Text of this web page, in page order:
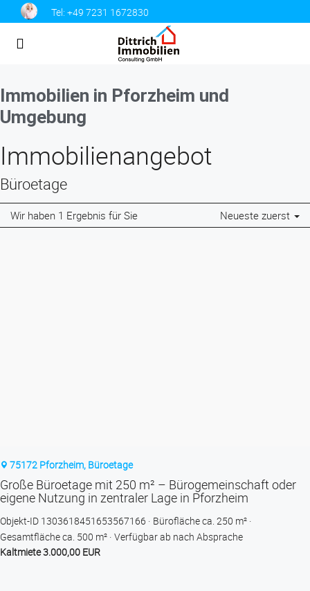
Tel: +49 7231 1672830
Immobilien in Pforzheim und
Umgebung
Immobilien­angebot
Büroetage
Wir haben 1 Ergebnis für Sie Neueste zuerst
75172 Pforzheim, Büroetage
Große Büroetage mit 250 m² – Bürogemeinschaft oder
eigene Nutzung in zentraler Lage in Pforzheim
Objekt-ID 1303618451653567166
Bürofläche ca. 250 m²
Gesamtfläche ca. 500 m² Verfügbar ab nach Absprache
Kaltmiete 3.000,00 EUR